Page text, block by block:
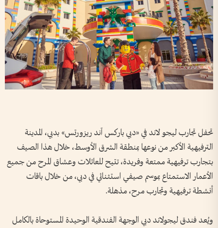
تحفل تجارب ليجو لاند في «دبي باركس آند ريزورتس» بدبي، المدينة
الترفيهية الأكبر من نوعها بمنطقة الشرق الأوسط، خلال هذا الصيف
بتجارب ترفيهية ممتعة وفريدة، تتيح للعائلات وعشاق المرح من جميع
الأعمار الاستمتاع بموسم صيفي استثنائي في دبي، من خلال باقات
أنشطة ترفيهية وتجارب مرح، مذهلة.
ويُعد فندق ليجولاند دبي الوجهة الفندقية الوحيدة المستوحاة بالكامل